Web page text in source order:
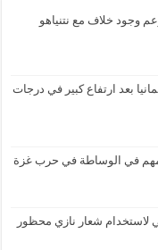
وجود خلاف مع نتنياهو
بعد ارتفاع كبير في درجات
في الوساطة في حرب غزة
لاستخدام شعار نازي محظور